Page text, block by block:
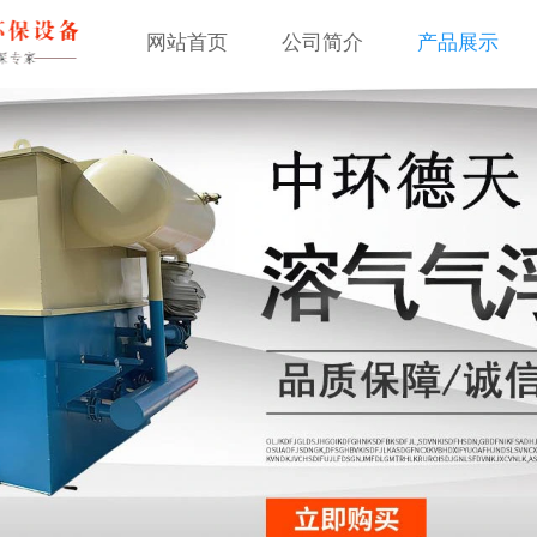
网站首页 公司简介 产品展示